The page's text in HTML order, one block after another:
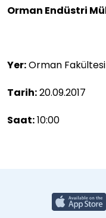
Orman Endüstri
Yer:Orman
Tarih:20.09.2017
Saat:10:00